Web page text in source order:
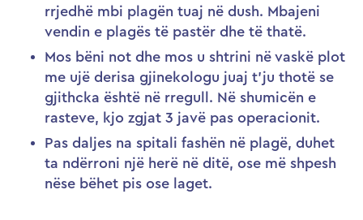
rrjedhë mbi plagën tuaj në dush. Mbajeni
vendin e plagës të pastër dhe të thatë.
Mos bëni not dhe mos u shtrini në vaskë plot
me ujë derisa gjinekologu juaj t’ju thotë se
gjithcka është në rregull. Në shumicën e
rasteve, kjo zgjat 3 javë pas operacionit.
Pas daljes na spitali fashën në plagë, duhet
ta ndërroni një herë në ditë, ose më shpesh
nëse bëhet pis ose laget.